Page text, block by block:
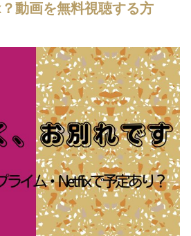
動画を無料視聴する方